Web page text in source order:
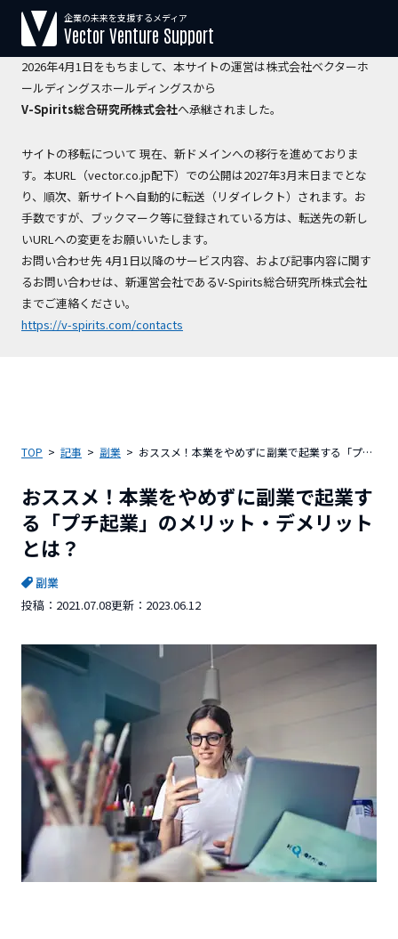
【運営会社変更のお知らせ】
2026年4月1日をもちまして、本サイトの運営は株式会社ベクターホ
ールディングスホールディングスから
V-Spirits総合研究所株式会社へ承継されました。
サイトの移転について 現在、新ドメインへの移行を進めておりま
す。本URL（vector.co.jp配下）での公開は2027年3月末日までとな
り、順次、新サイトへ自動的に転送（リダイレクト）されます。お
手数ですが、ブックマーク等に登録されている方は、転送先の新し
いURLへの変更をお願いいたします。
お問い合わせ先 4月1日以降のサービス内容、および記事内容に関す
るお問い合わせは、新運営会社であるV-Spirits総合研究所株式会社
までご連絡ください。
https://v-spirits.com/contacts
企業の未来を支援するメディア
Vector Venture Support
TOP 記事 副業 おススメ！本業をやめずに副業で起業する「プチ起業」のメリット・デメリットとは？
おススメ！本業をやめずに副業で起業す
る「プチ起業」のメリット・デメリット
とは？
副業
投稿： 2021.07.08更新： 2023.06.12